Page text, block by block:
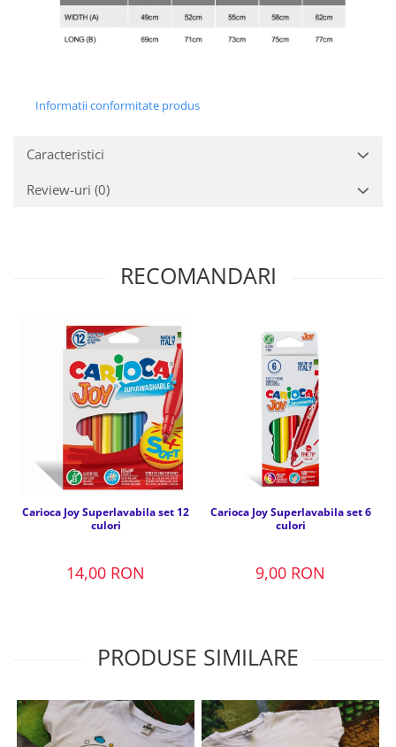
Informatii conformitate produs
Caracteristici
Review-uri (0)
RECOMANDARI
Carioca Joy Superlavabila set 12
culori
14,00 RON
Carioca Joy Superlavabila set 6
culori
9,00 RON
PRODUSE SIMILARE